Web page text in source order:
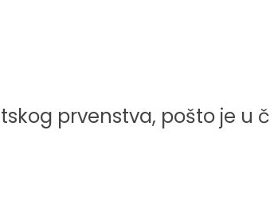
prvenstva, pošto je u